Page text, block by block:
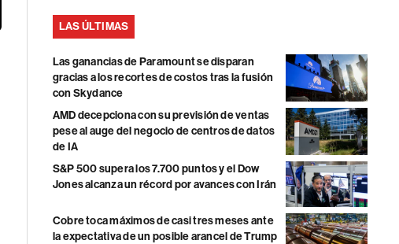
LAS ÚLTIMAS
Las ganancias de Paramount se disparan
gracias a los recortes de costos tras la fusión
con Skydance
AMD decepciona con su previsión de ventas
pese al auge del negocio de centros de datos
de IA
S&P 500 supera los 7.700 puntos y el Dow
Jones alcanza un récord por avances con Irán
Cobre toca máximos de casi tres meses ante
la expectativa de un posible arancel de Trump